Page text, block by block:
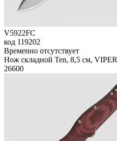
V5922FC
код 119202
Временно отсутствует
Нож складной Ten, 8,5 см, VIPER
26600